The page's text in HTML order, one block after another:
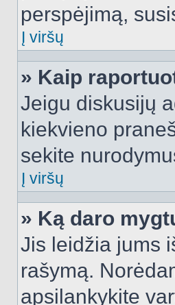
perspėjimą,
Į viršų
» Kaip
Jeigu diskusijų
kiekvieno
sekite
Į viršų
» Ką daro
Jis leidžia jums
rašymą.
apsilankykite